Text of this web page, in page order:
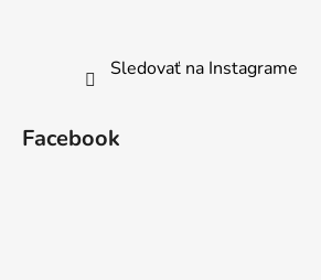
Sledovať na Instagrame
Facebook